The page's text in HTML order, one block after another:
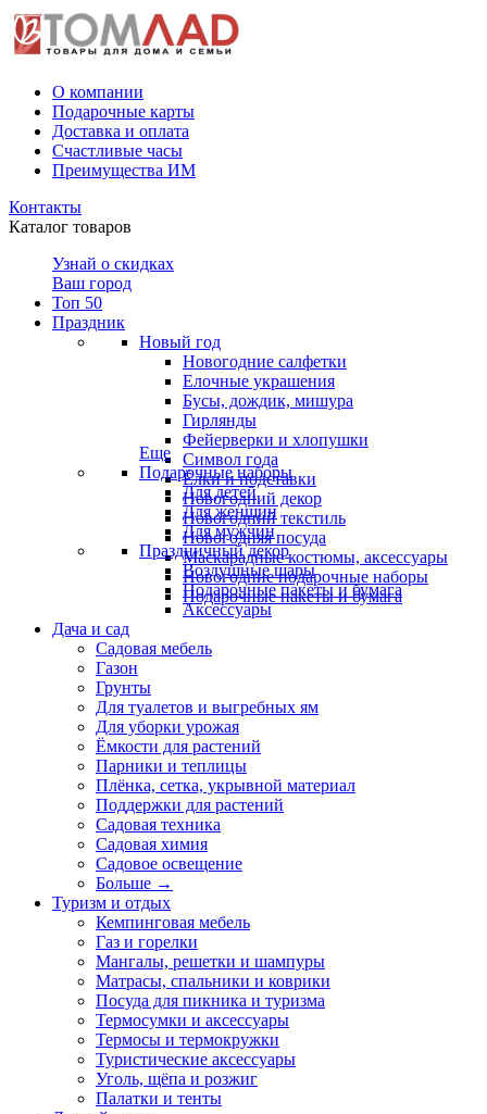
О компании
Подарочные карты
Доставка и оплата
Счастливые часы
Преимущества ИМ
Контакты
Каталог товаров
Узнай о скидках
Ваш город
Топ 50
Праздник
Новый год
Новогодние салфетки
Елочные украшения
Бусы, дождик, мишура
Гирлянды
Фейерверки и хлопушки
Символ года
Ёлки и подставки
Новогодний декор
Новогодний текстиль
Новогодняя посуда
Маскарадные костюмы, аксессуары
Новогодние подарочные наборы
Подарочные пакеты и бумага
Еще
Подарочные наборы
Для детей
Для женщин
Для мужчин
Праздничный декор
Воздушные шары
Подарочные пакеты и бумага
Аксессуары
Дача и сад
Садовая мебель
Газон
Грунты
Для туалетов и выгребных ям
Для уборки урожая
Ёмкости для растений
Парники и теплицы
Плёнка, сетка, укрывной материал
Поддержки для растений
Садовая техника
Садовая химия
Садовое освещение
Больше →
Туризм и отдых
Кемпинговая мебель
Газ и горелки
Мангалы, решетки и шампуры
Матрасы, cпальники и коврики
Посуда для пикника и туризма
Термосумки и аксессуары
Термосы и термокружки
Туристические аксессуары
Уголь, щёпа и розжиг
Палатки и тенты